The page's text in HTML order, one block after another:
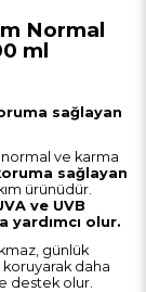
Normal
ml
sağlayan
, normal ve karma
sağlayan
ürünüdür.
ve UVB
yardımcı olur.
günlük
daha
destek olur.